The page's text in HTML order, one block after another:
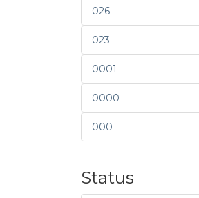
026
023
0001
0000
000
Status